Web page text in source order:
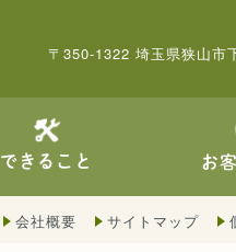
〒350-1322 埼玉県狭山市
できること お
会社概要 サイトマップ